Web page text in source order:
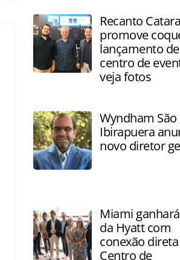
Recanto
promove
lançamento
centro de
veja fotos
Wyndham São
Ibirapuera
novo diretor
Miami
da Hyatt com
conexão
Centro de